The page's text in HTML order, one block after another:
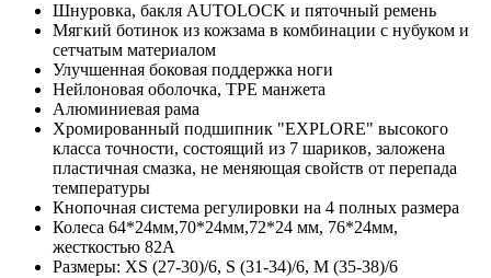
Шнуровка, бакля AUTОLOCK и пяточный ремень
Мягкий ботинок из кожзама в комбинации с нубуком и
сетчатым материалом
Улучшенная боковая поддержка ноги
Нейлоновая оболочка, ТРЕ манжета
Алюминиевая рама
Хромированный подшипник "EXPLORE" высокого
класса точности, состоящий из 7 шариков, заложена
пластичная смазка, не меняющая свойств от перепада
температуры
Кнопочная система регулировки на 4 полных размера
Колеса 64*24мм,70*24мм,72*24 мм, 76*24мм,
жесткостью 82А
Размеры: XS (27-30)/6, S (31-34)/6, M (35-38)/6